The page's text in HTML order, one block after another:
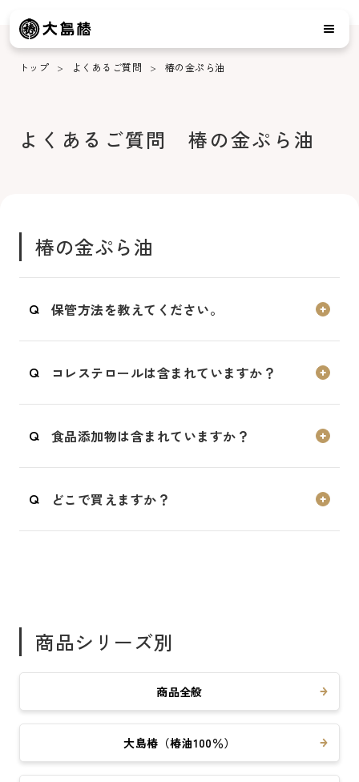
トップ よくあるご質問 椿の金ぷら油
よくあるご質問 椿の金ぷら油
椿の金ぷら油
保管方法を教えてください。
常温暗所に保管し、お早目にお召し上がりく
コレステロールは含まれていますか？
食品添加物は含まれていますか？
どこで買えますか？
詳しくはこちらから
https://www.oshimatsubaki.com/product/de
tail/00720
商品シリーズ別
商品全般
大島椿（椿油100％）